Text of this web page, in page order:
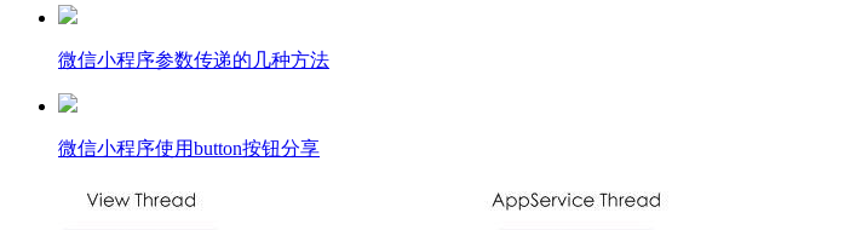
微信小程序参数传递的几种方法
微信小程序使用button按钮分享